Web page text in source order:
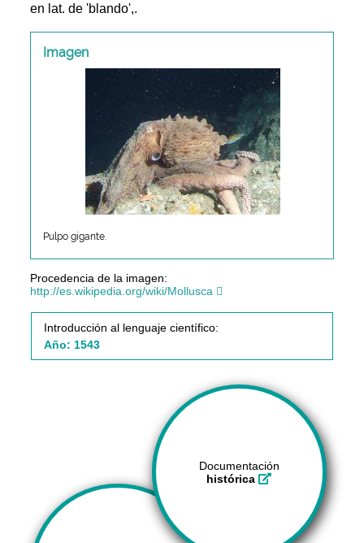
en lat. de 'blando',.
Imagen
Pulpo gigante.
Procedencia de la imagen:
http://es.wikipedia.org/wiki/Mollusca
Introducción al lenguaje científico:
Año: 1543
Documentación
histórica